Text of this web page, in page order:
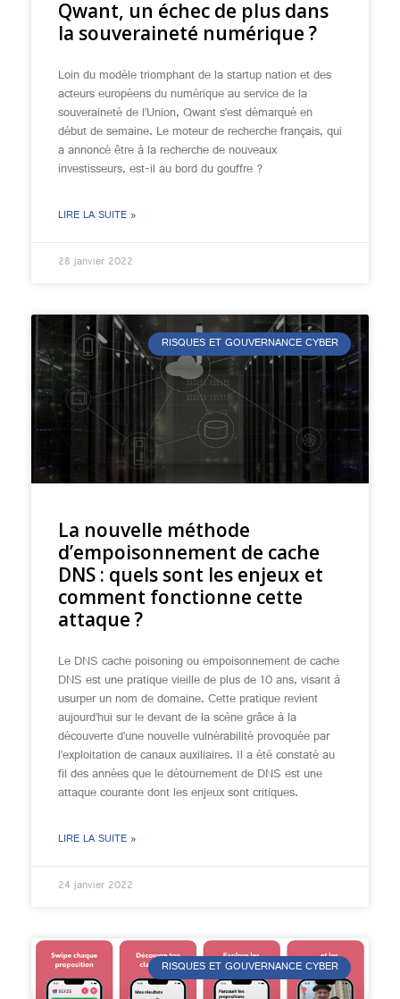
Qwant, un échec de plus dans
la souveraineté numérique ?
Loin du modèle triomphant de la startup nation et des
acteurs européens du numérique au service de la
souveraineté de l’Union, Qwant s’est démarqué en
début de semaine. Le moteur de recherche français, qui
a annoncé être à la recherche de nouveaux
investisseurs, est-il au bord du gouffre ?
LIRE LA SUITE »
28 janvier 2022
RISQUES ET GOUVERNANCE CYBER
La nouvelle méthode
d’empoisonnement de cache
DNS : quels sont les enjeux et
comment fonctionne cette
attaque ?
Le DNS cache poisoning ou empoisonnement de cache
DNS est une pratique vieille de plus de 10 ans, visant à
usurper un nom de domaine. Cette pratique revient
aujourd’hui sur le devant de la scène grâce à la
découverte d’une nouvelle vulnérabilité provoquée par
l’exploitation de canaux auxiliaires. Il a été constaté au
fil des années que le détournement de DNS est une
attaque courante dont les enjeux sont critiques.
LIRE LA SUITE »
24 janvier 2022
RISQUES ET GOUVERNANCE CYBER